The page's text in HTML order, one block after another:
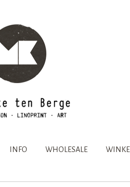
INFO WHOLESALE